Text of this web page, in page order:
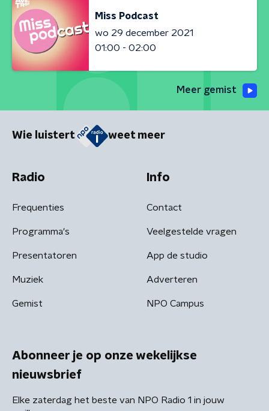
Miss Podcast
wo 29 december 2021
01:00 - 02:00
Meer gemist
Wie luistert weet meer
Radio
Frequenties
Programma's
Presentatoren
Muziek
Gemist
Info
Contact
Veelgestelde vragen
App de studio
Adverteren
NPO Campus
Abonneer je op onze wekelijkse
nieuwsbrief
Elke zaterdag het beste van NPO Radio 1 in jouw